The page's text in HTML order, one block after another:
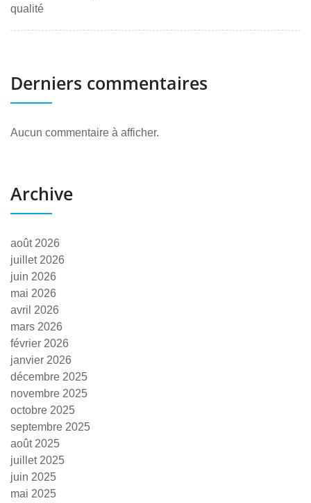
qualité
Derniers commentaires
Aucun commentaire à afficher.
Archive
août 2026
juillet 2026
juin 2026
mai 2026
avril 2026
mars 2026
février 2026
janvier 2026
décembre 2025
novembre 2025
octobre 2025
septembre 2025
août 2025
juillet 2025
juin 2025
mai 2025